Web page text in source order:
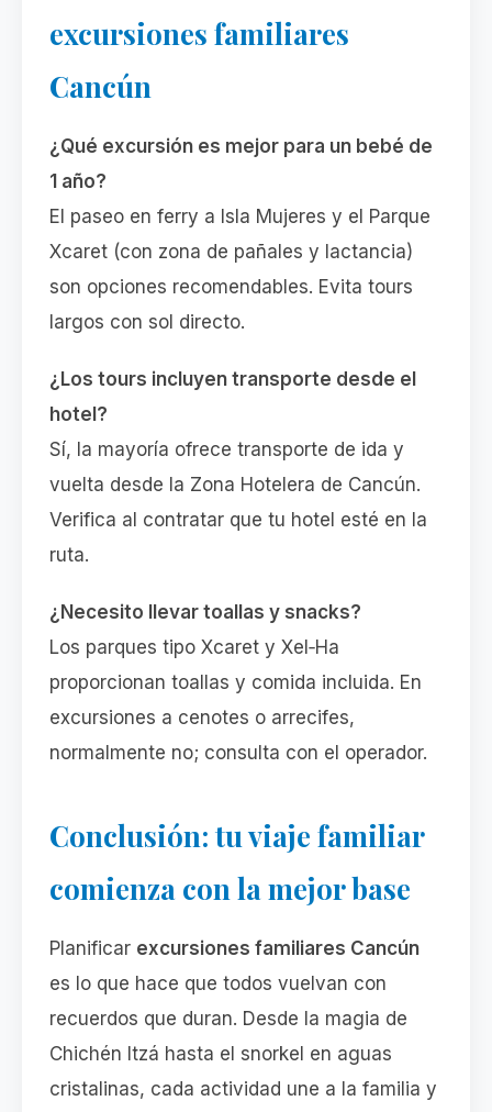
excursiones familiares
Cancún
¿Qué excursión es mejor para un bebé de
1 año?
El paseo en ferry a Isla Mujeres y el Parque
Xcaret (con zona de pañales y lactancia)
son opciones recomendables. Evita tours
largos con sol directo.
¿Los tours incluyen transporte desde el
hotel?
Sí, la mayoría ofrece transporte de ida y
vuelta desde la Zona Hotelera de Cancún.
Verifica al contratar que tu hotel esté en la
ruta.
¿Necesito llevar toallas y snacks?
Los parques tipo Xcaret y Xel‑Ha
proporcionan toallas y comida incluida. En
excursiones a cenotes o arrecifes,
normalmente no; consulta con el operador.
Conclusión: tu viaje familiar
comienza con la mejor base
Planificar excursiones familiares Cancún
es lo que hace que todos vuelvan con
recuerdos que duran. Desde la magia de
Chichén Itzá hasta el snorkel en aguas
cristalinas, cada actividad une a la familia y